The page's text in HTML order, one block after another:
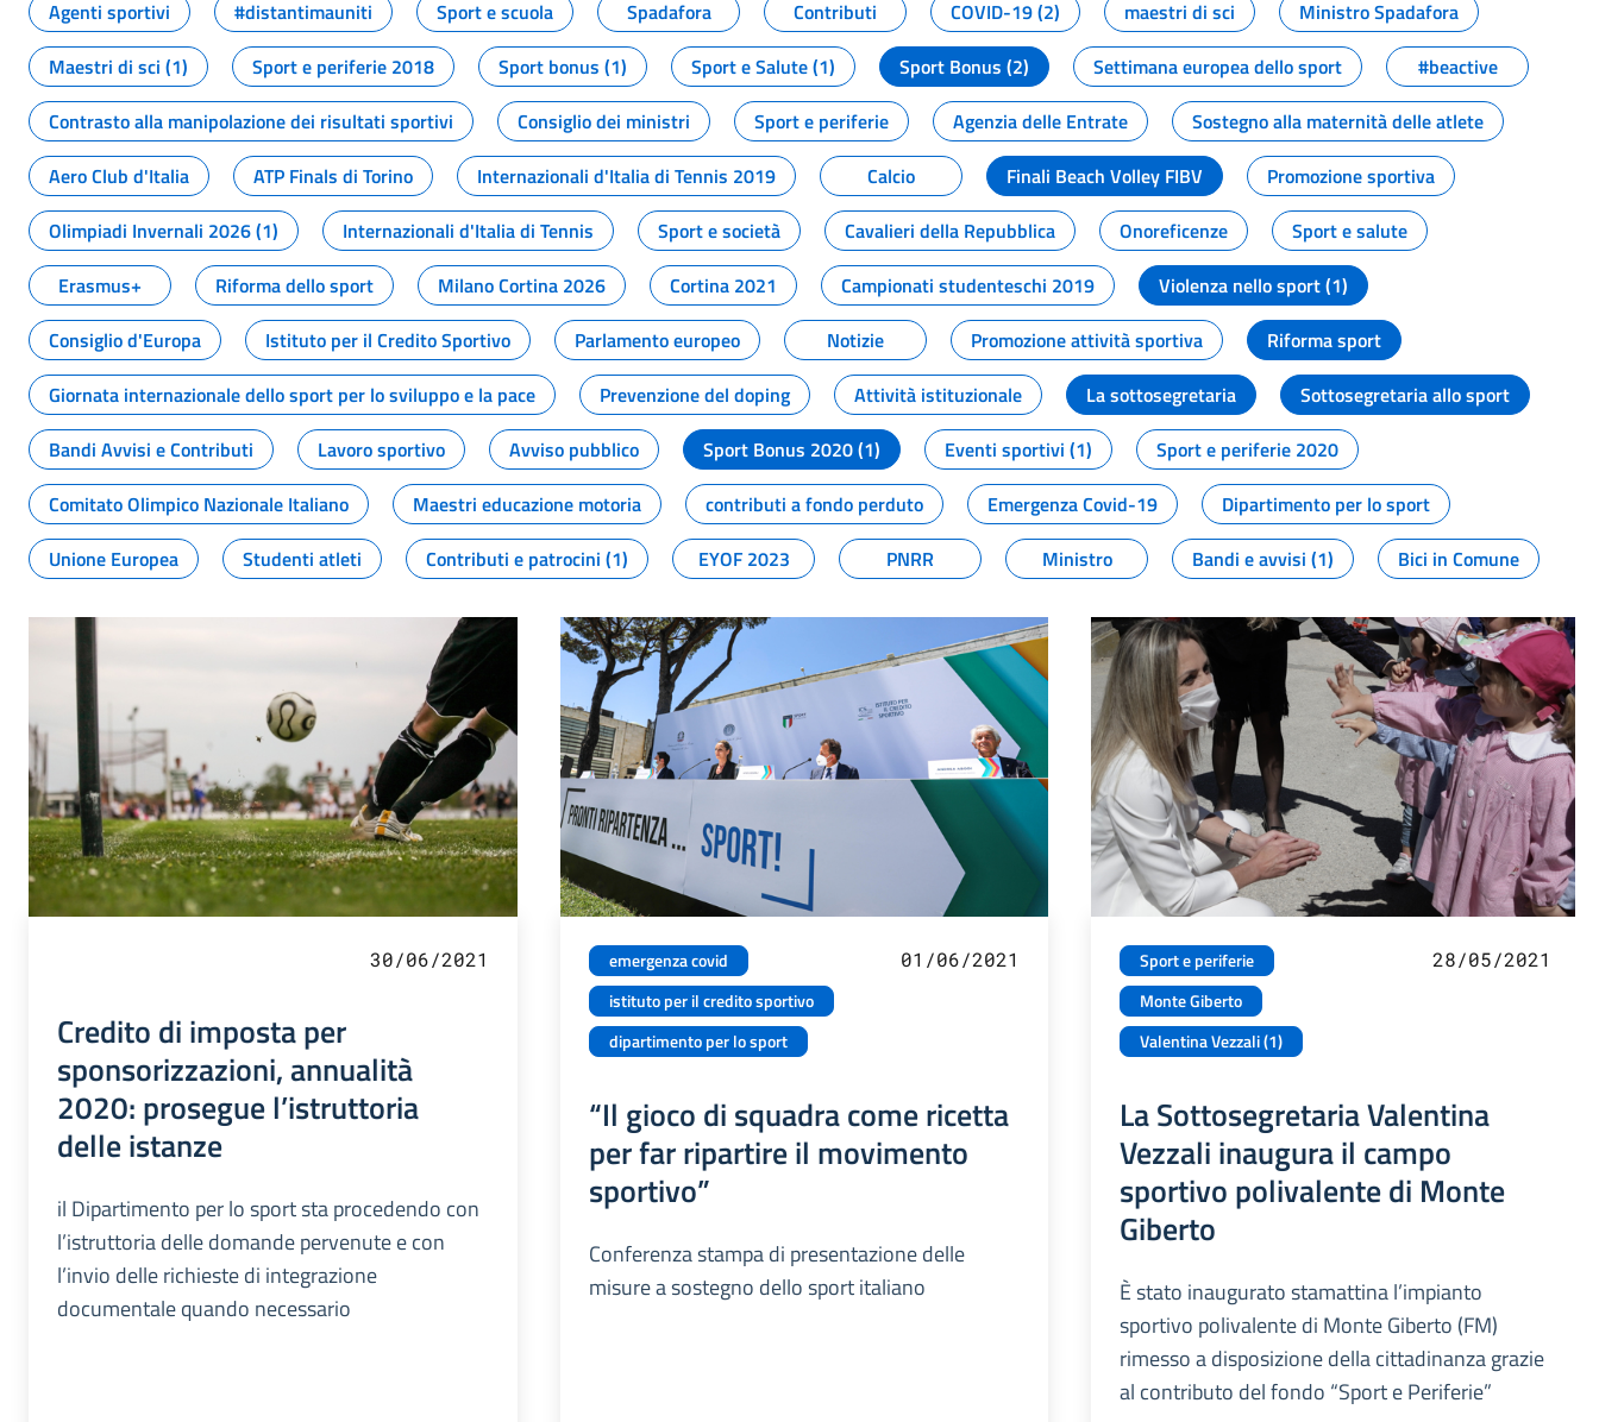
Agenti sportivi
#distantimauniti Sport e scuola Spadafora Contributi COVID-19 (2) maestri di sci
Ministro Spadafora
Maestri di sci (1)
Sport e periferie 2018 Sport bonus (1) Sport e Salute (1) Sport Bonus (2) Settimana europea dello sport
#beactive
Contrasto alla manipolazione dei risultati sportivi
Consiglio dei ministri Sport e periferie Agenzia delle Entrate
Sostegno alla maternità delle atlete
Aero Club d'Italia
ATP Finals di Torino Internazionali d'Italia di Tennis 2019 Calcio Finali Beach Volley FIBV
Promozione sportiva
Olimpiadi Invernali 2026 (1)
Internazionali d'Italia di Tennis Sport e società Cavalieri della Repubblica Onoreficenze
Sport e salute
Erasmus+
Riforma dello sport Milano Cortina 2026 Cortina 2021 Campionati studenteschi 2019
Violenza nello sport (1)
Consiglio d'Europa
Istituto per il Credito Sportivo Parlamento europeo Notizie Promozione attività sportiva
Riforma sport
Giornata internazionale dello sport per lo sviluppo e la pace
Prevenzione del doping Attività istituzionale La sottosegretaria
Sottosegretaria allo sport
Bandi Avvisi e Contributi
Lavoro sportivo Avviso pubblico Sport Bonus 2020 (1) Eventi sportivi (1)
Sport e periferie 2020
Comitato Olimpico Nazionale Italiano
Maestri educazione motoria contributi a fondo perduto Emergenza Covid-19
Dipartimento per lo sport
Unione Europea
Studenti atleti Contributi e patrocini (1) EYOF 2023 PNRR Ministro Bandi e avvisi (1) Bici in Comune
30/06/2021
Credito di imposta per
sponsorizzazioni, annualità
2020: prosegue l’istruttoria
delle istanze
il Dipartimento per lo sport sta procedendo con
l’istruttoria delle domande pervenute e con
l’invio delle richieste di integrazione
documentale quando necessario
emergenza covid
istituto per il credito sportivo
dipartimento per lo sport
01/06/2021
“Il gioco di squadra come ricetta
per far ripartire il movimento
sportivo”
Conferenza stampa di presentazione delle
misure a sostegno dello sport italiano
Sport e periferie
Monte Giberto
Valentina Vezzali (1)
28/05/2021
La Sottosegretaria Valentina
Vezzali inaugura il campo
sportivo polivalente di Monte
Giberto
È stato inaugurato stamattina l’impianto
sportivo polivalente di Monte Giberto (FM)
rimesso a disposizione della cittadinanza grazie
al contributo del fondo “Sport e Periferie”